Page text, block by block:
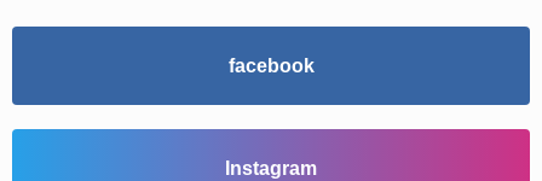
facebook
Instagram